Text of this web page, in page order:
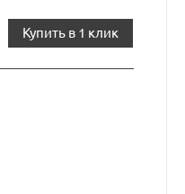
Купить в 1 клик